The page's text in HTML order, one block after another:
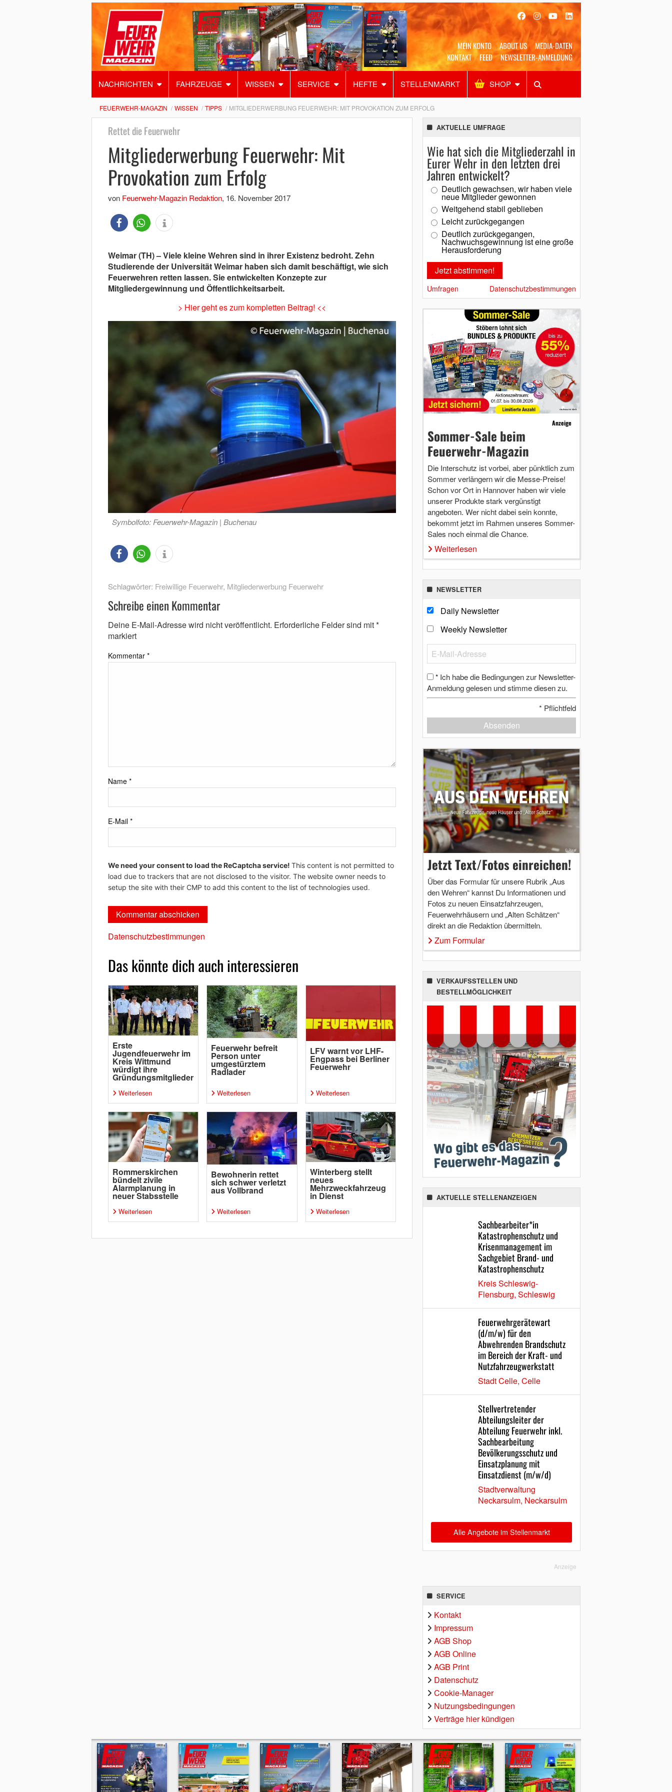
MEIN KONTO ABOUT US
MEDIA-DATEN
KONTAKT
FEED NEWSLETTER-ANMELDUNG
NACHRICHTEN FAHRZEUGE WISSEN SERVICE HEFTE STELLENMARKT SHOP
Alles Shop SUCHEN
FEUERWEHR-MAGAZIN WISSEN TIPPS MITGLIEDERWERBUNG FEUERWEHR: MIT PROVOKATION ZUM ERFOLG
Rettet die Feuerwehr
Mitgliederwerbung Feuerwehr: Mit
Provokation zum Erfolg
von Feuerwehr-Magazin Redaktion, 16. November 2017
Weimar (TH) –Viele kleine Wehren sind in ihrer Existenz bedroht. Zehn
Studierende der Universität Weimar haben sich damit beschäftigt, wie sich
Feuerwehren retten lassen. Sie entwickelten Konzepte zur
Mitgliedergewinnung und Öffentlichkeitsarbeit.
> Hier geht es zum kompletten Beitrag! <<
Symbolfoto: Feuerwehr-Magazin | Buchenau
Schlagwörter: Freiwillige Feuerwehr, Mitgliederwerbung Feuerwehr
Schreibe einen Kommentar
Deine E-Mail-Adresse wird nicht veröffentlicht. Erforderliche Felder sind mit*
markiert
Kommentar *
Name *
E-Mail *
We need your consent to load the ReCaptcha service! This content is not permitted to
load due to trackers that are not disclosed to the visitor. The website owner needs to
setup the site with their CMP to add this content to the list of technologies used.
Datenschutzbestimmungen
Das könnte dich auch interessieren
Erste
Jugendfeuerwehr im
Kreis Wittmund
würdigt ihre
Gründungsmitglieder
Weiterlesen
Feuerwehr befreit
Person unter
umgestürztem
Radlader
Weiterlesen
LFV warnt vor LHF-
Engpass bei Berliner
Feuerwehr
Weiterlesen
Rommerskirchen
bündelt zivile
Alarmplanung in
neuer Stabsstelle
Weiterlesen
Bewohnerin rettet
sich schwer verletzt
aus Vollbrand
Weiterlesen
Winterberg stellt
neues
Mehrzweckfahrzeug
in Dienst
Weiterlesen
AKTUELLE UMFRAGE
Wie hat sich die Mitgliederzahl in
Eurer Wehr in den letzten drei
Jahren entwickelt?
Deutlich gewachsen, wir haben viele
neue Mitglieder gewonnen
Weitgehend stabil geblieben
Leicht zurückgegangen
Deutlich zurückgegangen,
Nachwuchsgewinnung ist eine große
Herausforderung
Umfragen Datenschutzbestimmungen
Anzeige
Sommer-Sale beim
Feuerwehr-Magazin
Die Interschutz ist vorbei, aber pünktlich zum
Sommer verlängern wir die Messe-Preise!
Schon vor Ort in Hannover haben wir viele
unserer Produkte stark vergünstigt
angeboten. Wer nicht dabei sein konnte,
bekommt jetzt im Rahmen unseres Sommer-
Sales noch einmal die Chance.
Weiterlesen
NEWSLETTER
Daily Newsletter
Weekly Newsletter
* Ich habe die Bedingungen zur Newsletter-
Anmeldung gelesen und stimme diesen zu.
* Pflichtfeld
Absenden
Jetzt Text/Fotos einreichen!
Über das Formular für unsere Rubrik „Aus
den Wehren“ kannst Du Informationen und
Fotos zu neuen Einsatzfahrzeugen,
Feuerwehrhäusern und „Alten Schätzen“
direkt an die Redaktion übermitteln.
Zum Formular
VERKAUFSSTELLEN UND
BESTELLMÖGLICHKEIT
AKTUELLE STELLENANZEIGEN
Sachbearbeiter*in
Katastrophenschutz und
Krisenmanagement im
Sachgebiet Brand- und
Katastrophenschutz
Kreis Schleswig-
Flensburg, Schleswig
Feuerwehrgerätewart
(d/m/w) für den
Abwehrenden Brandschutz
im Bereich der Kraft- und
Nutzfahrzeugwerkstatt
Stadt Celle, Celle
Stellvertretender
Abteilungsleiter der
Abteilung Feuerwehr inkl.
Sachbearbeitung
Bevölkerungsschutz und
Einsatzplanung mit
Einsatzdienst (m/w/d)
Stadtverwaltung
Neckarsulm, Neckarsulm
Alle Angebote im Stellenmarkt
Anzeige
SERVICE
Kontakt
Impressum
AGB Shop
AGB Online
AGB Print
Datenschutz
Cookie-Manager
Nutzungsbedingungen
Verträge hier kündigen